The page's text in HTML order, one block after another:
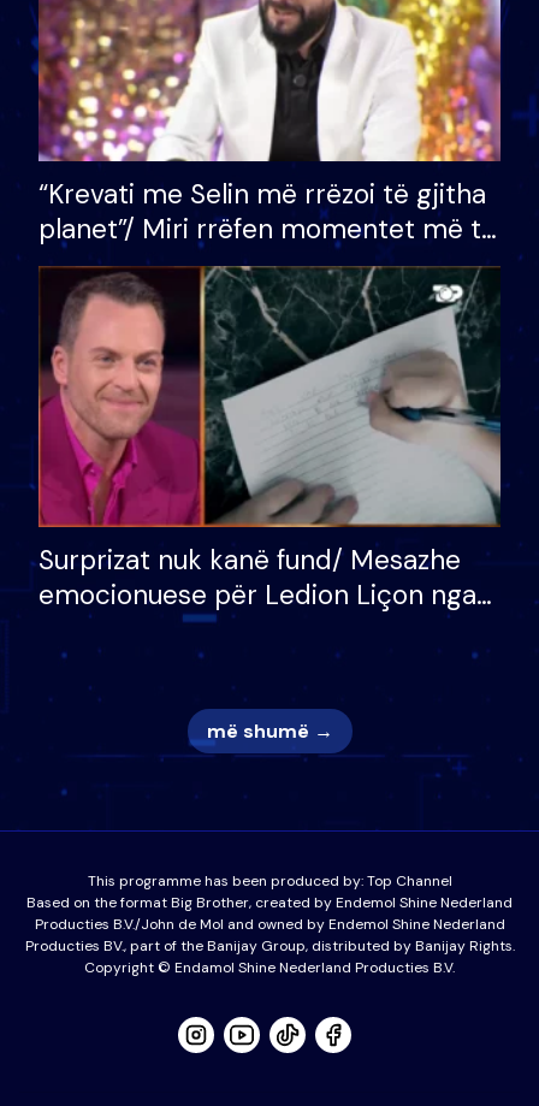
“Krevati me Selin më rrëzoi të gjitha
planet”/ Miri rrëfen momentet më të
bukura në shtëpinë e BB VIP: Do më
mungojë zilja e mëngjesit kur…
Surprizat nuk kanë fund/ Mesazhe
emocionuese për Ledion Liçon nga
nëna dhe fëmijët e tij, moderatori
nuk i mban dot lotët: Nuk meritoj…
më shumë →
This programme has been produced by:Top Channel
Based on the format Big Brother, created by Endemol Shine Nederland
Producties B.V./John de Mol and owned by Endemol Shine Nederland
Producties BV., part of the Banijay Group, distributed by Banijay Rights.
Copyright © Endamol Shine Nederland Producties B.V.